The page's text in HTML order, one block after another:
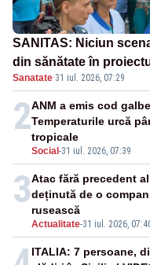
SANITAS: Niciun
din sănătate în
Sanatate·31 iul. 2026, 07:29
2
Social -31 iul. 2026, 07:39
ANM a emis cod
Temperaturile urcă
tropicale
3
Actualitate-31 iul. 2026,
Atac fără precedent
deținută de o
rusească
ITALIA: 7 persoane,